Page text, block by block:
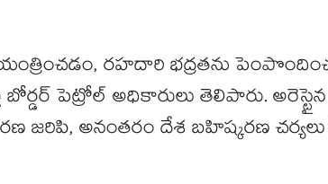
రహదారి భద్రతను
బోర్డర్ పెట్రోల్ అధికారులు తెలిపారు.
జరిపి, అనంతరం దేశ బహిష్కరణ